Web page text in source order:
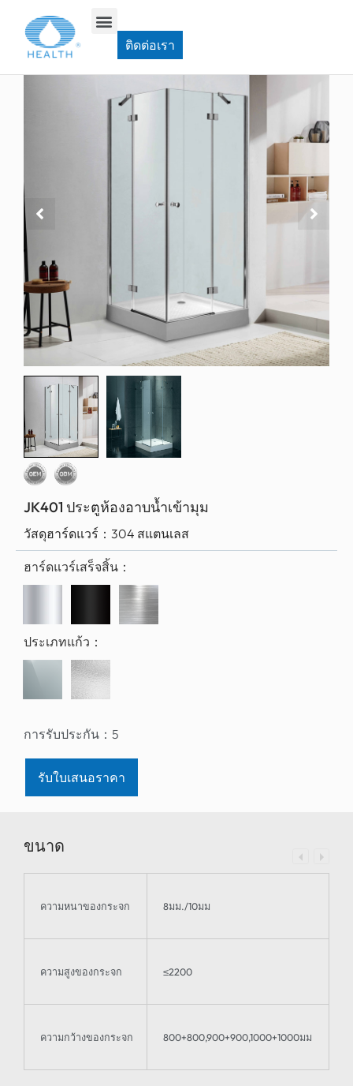
ติดต่อเรา
JK401 ประตูห้องอาบน้ำเข้ามุม
JK401 ประตูห้องอาบน้ำเข้ามุม
วัสดุฮาร์ดแวร์： 304 สแตนเลส
ฮาร์ดแวร์เสร็จสิ้น：
ประเภทแก้ว：
การรับประกัน： 5
รับใบเสนอราคา
ขนาด
ความหนาของกระจก 8มม./10มม
ความสูงของกระจก ≤2200
ความกว้างของกระจก 800+800,900+900,1000+1000มม